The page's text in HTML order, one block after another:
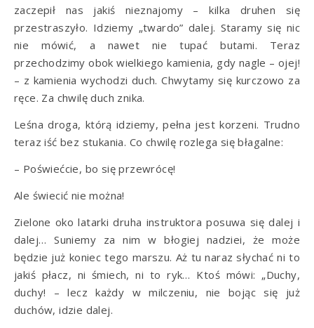
zaczepił nas jakiś nieznajomy – kilka druhen się
przestraszyło. Idziemy „twardo” dalej. Staramy się nic
nie mówić, a nawet nie tupać butami. Teraz
przechodzimy obok wielkiego kamienia, gdy nagle – ojej!
– z kamienia wychodzi duch. Chwytamy się kurczowo za
ręce. Za chwilę duch znika.
Leśna droga, którą idziemy, pełna jest korzeni. Trudno
teraz iść bez stukania. Co chwilę rozlega się błagalne:
– Poświećcie, bo się przewrócę!
Ale świecić nie można!
Zielone oko latarki druha instruktora posuwa się dalej i
dalej… Suniemy za nim w błogiej nadziei, że może
będzie już koniec tego marszu. Aż tu naraz słychać ni to
jakiś płacz, ni śmiech, ni to ryk… Ktoś mówi: „Duchy,
duchy! – lecz każdy w milczeniu, nie bojąc się już
duchów, idzie dalej.